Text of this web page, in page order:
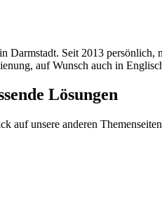
Darmstadt. Seit 2013
auf Wunsch auch in
Lösungen
auf unsere anderen